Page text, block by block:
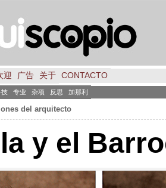
迎 广告 关于 CONTACTO
技 专业 杂项 反思 加那利
del arquitecto
y el